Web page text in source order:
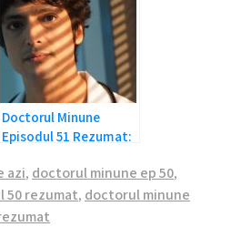
Doctorul Minune
Episodul 51 Rezumat:
neasteptate
azi, doctorul minune ep 50,
50 rezumat, doctorul minune